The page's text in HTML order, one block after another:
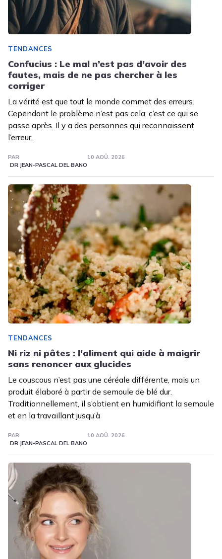
TENDANCES
Confucius : Le mal n’est pas d’avoir des
fautes, mais de ne pas chercher à les
corriger
La vérité est que tout le monde commet des erreurs.
Cependant le problème n’est pas cela, c’est ce qui se
passe après. Il y a des personnes qui reconnaissent
l’erreur,
PAR
DR JEAN-PASCAL DEL BANO
10 AOÛ. 2026
TENDANCES
Ni riz ni pâtes : l’aliment qui aide à maigrir
sans renoncer aux glucides
Le couscous n’est pas une céréale différente, mais un
produit élaboré à partir de semoule de blé dur.
Traditionnellement, il s’obtient en humidifiant la semoule
et en la travaillant jusqu’à
PAR
DR JEAN-PASCAL DEL BANO
10 AOÛ. 2026